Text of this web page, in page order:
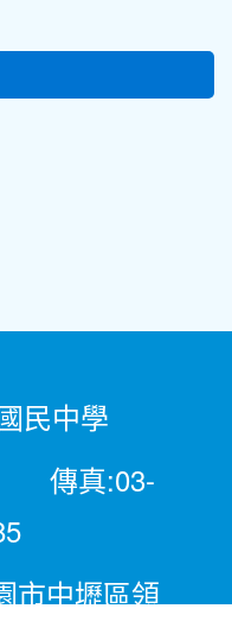
民中學
傳真:03-
市中壢區領